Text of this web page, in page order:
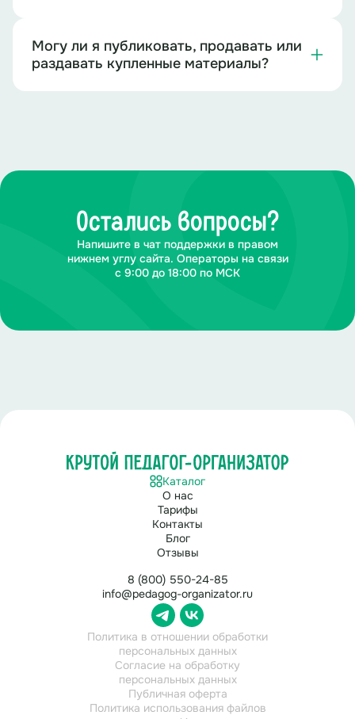
Могу ли я публиковать, продавать или
раздавать купленные материалы?
Остались вопросы?
Напишите в чат поддержки в правом
нижнем углу сайта. Операторы на связи
с 9:00 до 18:00 по МСК
Каталог
О нас
Тарифы
Контакты
Блог
Отзывы
8 (800) 550-24-85
info@pedagog-organizator.ru
Политика в отношении обработки
персональных данных
Согласие на обработку
персональных данных
Публичная оферта
Политика использования файлов